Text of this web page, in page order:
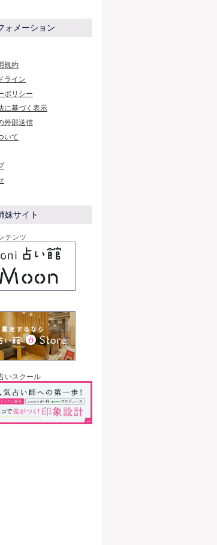
ォメーション
規約
ライン
ポリシー
に基づく表示
外部送信
いて
妹サイト
テンツ
いスクール